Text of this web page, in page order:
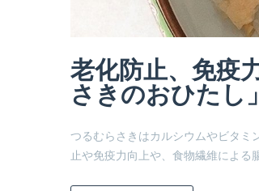
老化防止、免疫
さきのおひたし」
つるむらさきはカルシウムやビタミ
止や免疫力向上や、食物繊維による